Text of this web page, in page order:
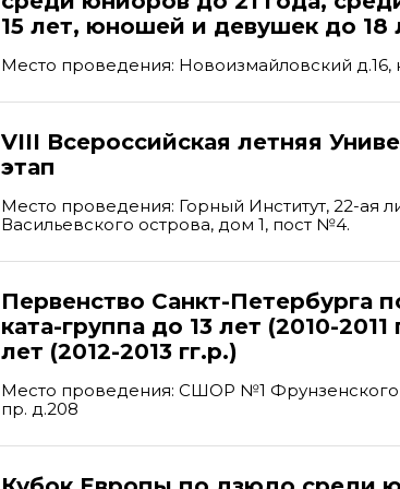
15 лет, юношей и девушек до 18
Место проведения: Новоизмайловский д.16,
VIII Всероссийская летняя
этап
Место проведения: Горный Институт, 22-ая
Васильевского острова, дом 1, пост №4.
Первенство Санкт-Петербурга
ката-группа до 13 лет (2010-2011
лет (2012-2013 гг.р.)
Место проведения: СШОР №1 Фрунзенского
пр. д.208